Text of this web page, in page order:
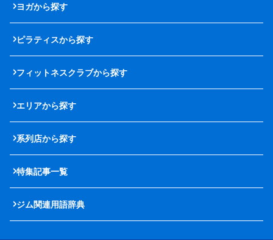
ヨガから探す
ピラティスから探す
フィットネスクラブから探す
エリアから探す
系列店から探す
特集記事一覧
ジム関連用語辞典